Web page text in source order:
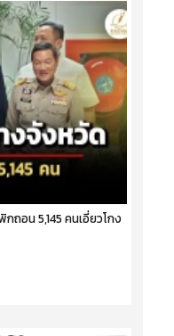
ถอน 5,145 คนเอี่ยวโกง